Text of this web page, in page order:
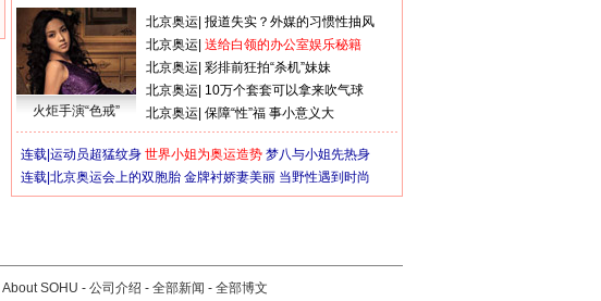
火炬手演“色戒”
北京奥运 报道失实？外媒的习惯性抽风
北京奥运 送给白领的办公室娱乐秘籍
北京奥运 彩排前狂拍“杀机”妹妹
北京奥运 10万个套套可以拿来吹气球
北京奥运 保障“性”福 事小意义大
连载| 运动员超猛纹身 世界小姐为奥运造势 梦八与小姐先热身
连载| 北京奥运会上的双胞胎 金牌衬娇妻美丽 当野性遇到时尚
About SOHU - 公司介绍 - 全部新闻 - 全部博文